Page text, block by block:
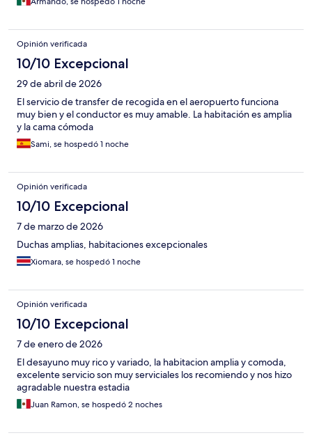
Opinión verificada
10/10 Excepcional
29 de abril de 2026
El servicio de transfer de recogida en el aeropuerto funciona
muy bien y el conductor es muy amable. La habitación es amplia
y la cama cómoda
Sami, se hospedó 1 noche
Opinión verificada
10/10 Excepcional
7 de marzo de 2026
Duchas amplias, habitaciones excepcionales
Xiomara, se hospedó 1 noche
Opinión verificada
10/10 Excepcional
7 de enero de 2026
El desayuno muy rico y variado, la habitacion amplia y comoda,
excelente servicio son muy serviciales los recomiendo y nos hizo
agradable nuestra estadia
Juan Ramon, se hospedó 2 noches